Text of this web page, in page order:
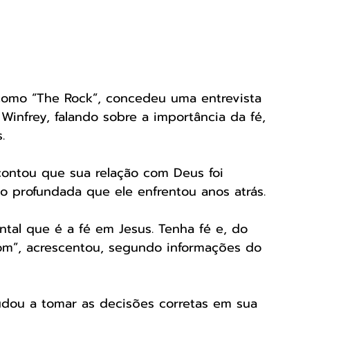
“The Rock”, concedeu uma entrevista
falando sobre a importância da fé,
que sua relação com Deus foi
profundada que ele enfrentou anos atrás.
que é a fé em Jesus. Tenha fé e, do
acrescentou, segundo informações do
a tomar as decisões corretas em sua